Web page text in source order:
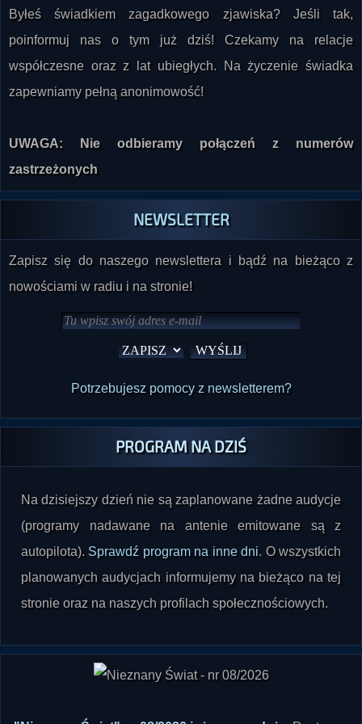
wielokrotnie wracał do idei uważnej lektury,
otwartego myślenia i gotowości do zmiany
pisanie, interpretowanie klasyki, rozumienie
wojny, czy o wyobrażenie sobie życia poza
Byłeś świadkiem zagadkowego zjawiska? Jeśli tak,
poinformuj nas o tym już dziś! Czekamy na relacje
współczesne oraz z lat ubiegłych. Na życzenie świadka
zapewniamy pełną anonimowość!
UWAGA: Nie odbieramy połączeń z numerów
zastrzeżonych
NEWSLETTER
Zapisz się do naszego newslettera i bądź na bieżąco z
nowościami w radiu i na stronie!
Potrzebujesz pomocy z newsletterem?
PROGRAM NA DZIŚ
Na dzisiejszy dzień nie są zaplanowane żadne audycje
(programy nadawane na antenie emitowane są z
autopilota). Sprawdź program na inne dni. O wszystkich
planowanych audycjach informujemy na bieżąco na tej
stronie oraz na naszych profilach społecznościowych.